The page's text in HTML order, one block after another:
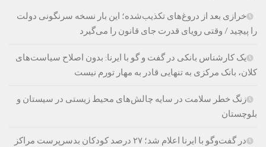
خرازی بعد از دروغ‌های تکذیب‌شده؛ این بار نسخه سرنگونی دولت
را پیچید / وقتی رویای قدرت جای قانون را می‌گیرد
یک کارشناس بانکی در گفت و گو با ایرنا: بدون اصلاح سیاست‌های
کلان، بانک مرکزی به تنهایی قادر به مهار تورم نیست
زنگ خطر سلامت در سایه چالش‌های محیط زیستی در سیستان و
بلوچستان
در گفت‌وگو با ایرنا اعلام شد؛ ۲۷ درصد کودکان بدسرپرست مراکز